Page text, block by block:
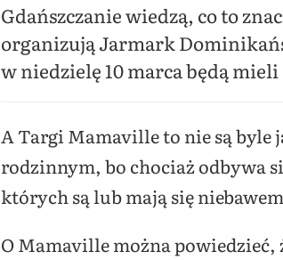
Gdańszczanie wiedzą, co to
organizują Jarmark
w niedzielę 10 marca będą
A Targi Mamaville to nie są byle
rodzinnym, bo chociaż odbywa
których są lub mają się
O Mamaville można